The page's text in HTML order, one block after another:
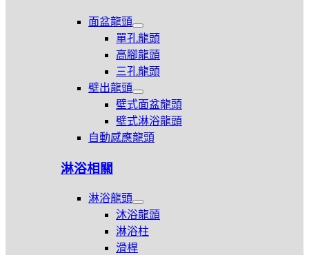
面盆龍頭
展
開
面
盆
頭
單孔龍頭
高腳龍頭
三孔龍頭
壁出龍頭
展
開
壁
出
壁式面盆龍頭
壁式淋浴龍頭
自動感應龍頭
淋浴相關
淋浴龍頭
展
開
淋
浴
沐浴龍頭
淋浴柱
滑桿